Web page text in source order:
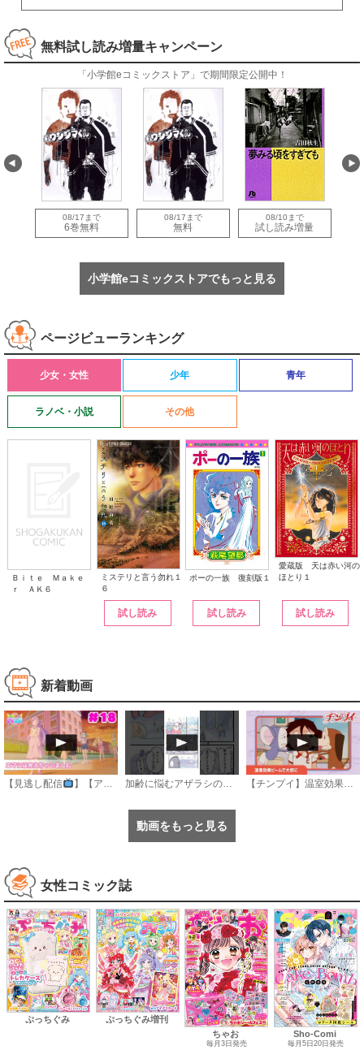
無料試し読み増量キャンペーン
「小学館eコミックストア」で期間限定公開中！
08/17まで
6巻無料
08/17まで
無料
08/10まで
試し読み増量
小学館eコミックストアでもっと見る
ページビューランキング
少女・女性 少年 青年
ラノベ・小説 その他
Ｂｉｔｅ Ｍａｋｅ
ｒ ＡＫ６
ミステリと言う勿れ１
６
試し読み
ポーの一族 復刻版１
試し読み
愛蔵版 天は赤い河の
ほとり１
試し読み
新着動画
【見逃し配信 】【アニメ】『おねがいアイプリ』第１８話：エマには見えちゃいました 加齢に悩むアザラシの話 #のざらしちゃん #漫画 #サンデーうぇぶり 【チンプイ】温室効果ビームで大切に《公式》
動画をもっと見る
女性コミック誌
ぷっちぐみ ぷっちぐみ増刊
ちゃお
毎月3日発売
Sho-Comi
毎月5日20日発売